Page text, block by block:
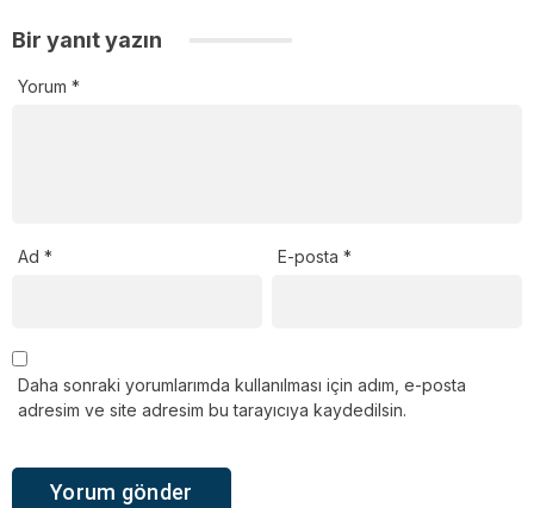
Bir yanıt yazın
Yorum *
Ad * E-posta*
Daha sonraki yorumlarımda kullanılması için adım, e-posta
adresim ve site adresim bu tarayıcıya kaydedilsin.